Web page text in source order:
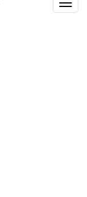
Toggle